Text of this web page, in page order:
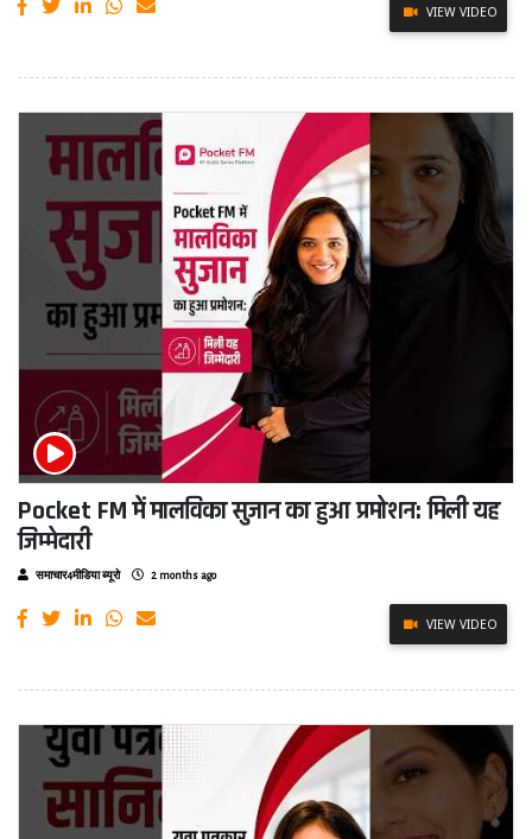
VIEW VIDEO
Pocket FM में मालविका सुजान का हुआ प्रमोशन: मिली यह
जिम्मेदारी
समाचार4मीडिया ब्यूरो 2 months ago
VIEW VIDEO